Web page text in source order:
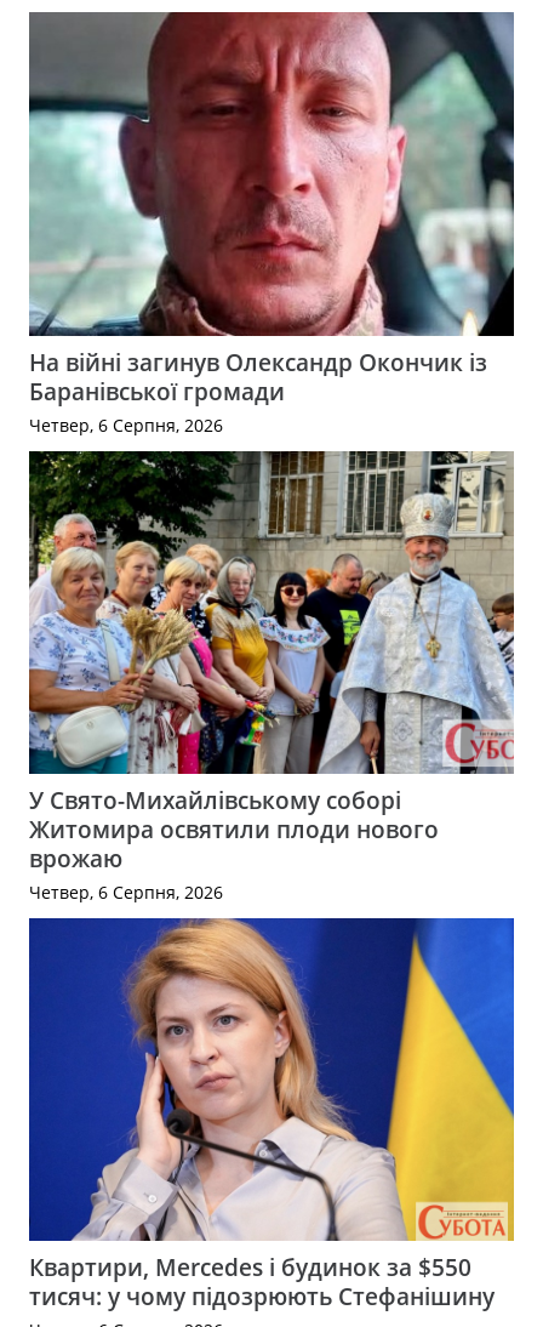
На війні загинув Олександр Окончик із
Баранівської громади
Четвер, 6 Серпня, 2026
У Свято-Михайлівському соборі
Житомира освятили плоди нового
врожаю
Четвер, 6 Серпня, 2026
Квартири, Mercedes і будинок за $550
тисяч: у чому підозрюють Стефанішину